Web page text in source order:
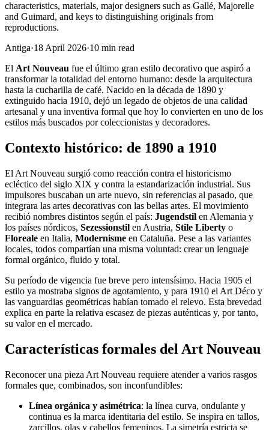
characteristics, materials, major designers such as Gallé, Majorelle
and Guimard, and keys to distinguishing originals from
reproductions.
Antiga·18 April 2026·10 min read
El Art Nouveau fue el último gran estilo decorativo que aspiró a
transformar la totalidad del entorno humano: desde la arquitectura
hasta la cucharilla de café. Nacido en la década de 1890 y
extinguido hacia 1910, dejó un legado de objetos de una calidad
artesanal y una inventiva formal que hoy lo convierten en uno de los
estilos más buscados por coleccionistas y decoradores.
Contexto histórico: de 1890 a 1910
El Art Nouveau surgió como reacción contra el historicismo
ecléctico del siglo XIX y contra la estandarización industrial. Sus
impulsores buscaban un arte nuevo, sin referencias al pasado, que
integrara las artes decorativas con las bellas artes. El movimiento
recibió nombres distintos según el país: Jugendstil en Alemania y
los países nórdicos, Sezessionstil en Austria, Stile Liberty o
Floreale en Italia, Modernisme en Cataluña. Pese a las variantes
locales, todos compartían una misma voluntad: crear un lenguaje
formal orgánico, fluido y total.
Su período de vigencia fue breve pero intensísimo. Hacia 1905 el
estilo ya mostraba signos de agotamiento, y para 1910 el Art Déco y
las vanguardias geométricas habían tomado el relevo. Esta brevedad
explica en parte la relativa escasez de piezas auténticas y, por tanto,
su valor en el mercado.
Características formales del Art Nouveau
Reconocer una pieza Art Nouveau requiere atender a varios rasgos
formales que, combinados, son inconfundibles:
Línea orgánica y asimétrica: la línea curva, ondulante y
continua es la marca identitaria del estilo. Se inspira en tallos,
zarcillos, olas y cabellos femeninos. La simetría estricta se